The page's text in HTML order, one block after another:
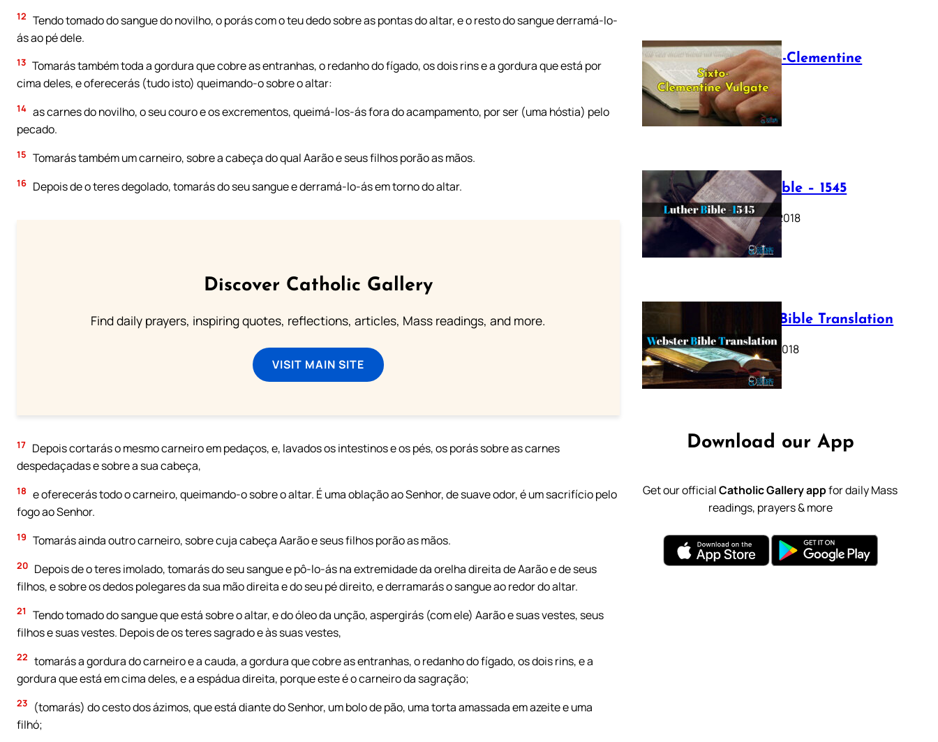
12 Tendo tomado do sangue do novilho, o porás com o teu dedo sobre as pontas do altar, e o resto do sangue derramá-lo-
ás ao pé dele.
13 Tomarás também toda a gordura que cobre as entranhas, o redanho do fígado, os dois rins e a gordura que está por
cima deles, e oferecerás (tudo isto) queimando-o sobre o altar:
14 as carnes do novilho, o seu couro e os excrementos, queimá-los-ás fora do acampamento, por ser (uma hóstia) pelo
pecado.
15 Tomarás também um carneiro, sobre a cabeça do qual Aarão e seus filhos porão as mãos.
16 Depois de o teres degolado, tomarás do seu sangue e derramá-lo-ás em torno do altar.
Discover Catholic Gallery
Find daily prayers, inspiring quotes, reflections, articles, Mass readings, and more.
VISIT MAIN SITE
17 Depois cortarás o mesmo carneiro em pedaços, e, lavados os intestinos e os pés, os porás sobre as carnes
despedaçadas e sobre a sua cabeça,
18 e oferecerás todo o carneiro, queimando-o sobre o altar. É uma oblação ao Senhor, de suave odor, é um sacrifício pelo
fogo ao Senhor.
19 Tomarás ainda outro carneiro, sobre cuja cabeça Aarão e seus filhos porão as mãos.
20 Depois de o teres imolado, tomarás do seu sangue e pô-lo-ás na extremidade da orelha direita de Aarão e de seus
filhos, e sobre os dedos polegares da sua mão direita e do seu pé direito, e derramarás o sangue ao redor do altar.
21
Tendo tomado do sangue que está sobre o altar, e do óleo da unção, aspergirás (com ele) Aarão e suas vestes, seus
filhos e suas vestes. Depois de os teres sagrado e às suas vestes,
22 tomarás a gordura do carneiro e a cauda, a gordura que cobre as entranhas, o redanho do fígado, os dois rins, e a
gordura que está em cima deles, e a espádua direita, porque este é o carneiro da sagração;
23
(tomarás) do cesto dos ázimos, que está diante do Senhor, um bolo de pão, uma torta amassada em azeite e uma
filhó;
The Sixto-Clementine
Vulgate
July 12, 2025
Luther Bible – 1545
October 17, 2018
Webster Bible Translation
October 11, 2018
Download our App
Get our officialCatholic Gallery appfor daily Mass
readings, prayers & more